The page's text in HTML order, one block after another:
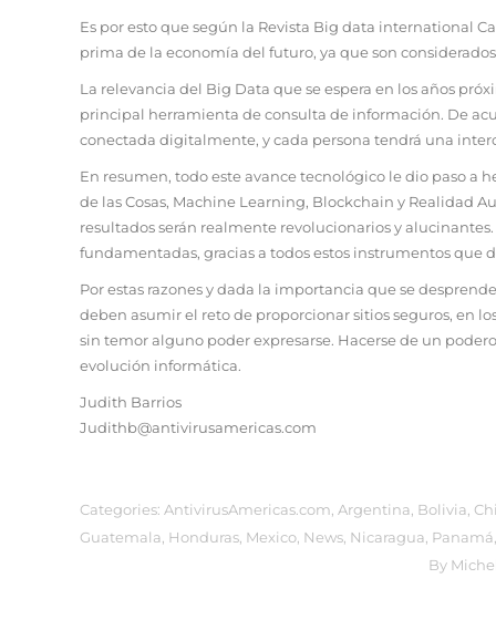
Es por esto que según la Revista Big data international
prima de la economía del futuro, ya que son
La relevancia del Big Data que se espera en los años
principal herramienta de consulta de información. De
conectada digitalmente, y cada persona tendrá una
En resumen, todo este avance tecnológico le dio paso
de las Cosas, Machine Learning, Blockchain y Realidad
resultados serán realmente revolucionarios y
fundamentadas, gracias a todos estos instrumentos que
Por estas razones y dada la importancia que se
deben asumir el reto de proporcionar sitios seguros, en
sin temor alguno poder expresarse. Hacerse de un
evolución informática.
Judith Barrios
Judithb@antivirusamericas.com
Categories: AntivirusAmericas.com Argentina Bolivia
Guatemala Honduras Mexico News Nicaragua Panamá
By